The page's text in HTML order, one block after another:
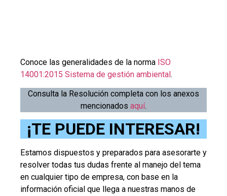
Conoce las generalidades de la norma ISO
14001:2015 Sistema de gestión ambiental.
Consulta la Resolución completa con los anexos
mencionados aquí.
¡TE PUEDE INTERESAR!
Estamos dispuestos y preparados para asesorarte y
resolver todas tus dudas frente al manejo del tema
en cualquier tipo de empresa, con base en la
información oficial que llega a nuestras manos de